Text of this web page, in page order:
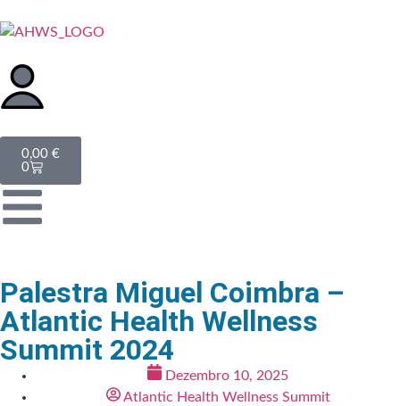
0,00 €
0
Palestra Miguel Coimbra –
Atlantic Health Wellness
Summit 2024
Dezembro 10, 2025
Atlantic Health Wellness Summit